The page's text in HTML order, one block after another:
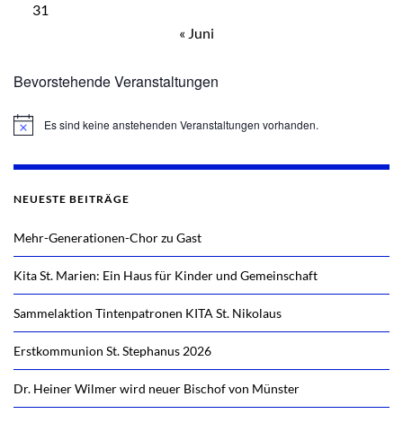
31
« Juni
Bevorstehende Veranstaltungen
HinweisEs sind keine anstehenden Veranstaltungen vorhanden.
NEUESTE BEITRÄGE
Mehr-Generationen-Chor zu Gast
Kita St. Marien: Ein Haus für Kinder und Gemeinschaft
Sammelaktion Tintenpatronen KITA St. Nikolaus
Erstkommunion St. Stephanus 2026
Dr. Heiner Wilmer wird neuer Bischof von Münster